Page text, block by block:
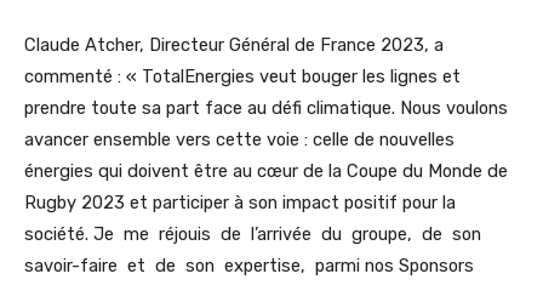
Claude Atcher, Directeur Général de France 2023, a
commenté : « TotalEnergies veut bouger les lignes et
prendre toute sa part face au défi climatique. Nous voulons
avancer ensemble vers cette voie : celle de nouvelles
énergies qui doivent être au cœur de la Coupe du Monde de
Rugby 2023 et participer à son impact positif pour la
société. Je me réjouis de l’arrivée du groupe, de son
savoir-faire et de son expertise, parmi nos Sponsors